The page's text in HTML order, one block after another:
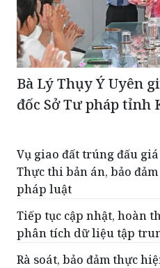
Bà Lý Thụy Ý Uyên
đốc Sở Tư pháp tỉnh
Vụ giao đất trúng đấu
Thực thi bản án, bảo
pháp luật
Tiếp tục cập nhật, hoàn
phân tích dữ liệu tập
Rà soát, bảo đảm thực